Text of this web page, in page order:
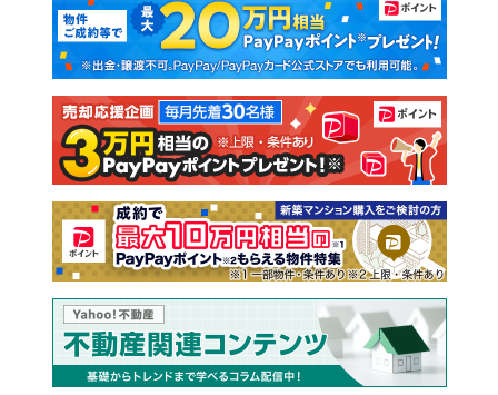
新築一戸建て 中古一戸建て
注文住宅 土地
売却査定